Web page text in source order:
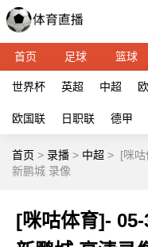
首页 足球 篮球
世界杯 英超 中超
欧国联 日职联 德甲
首页 > 录播 > 中超 > [咪
新鹏城 录像
[咪咕体育]- 05-